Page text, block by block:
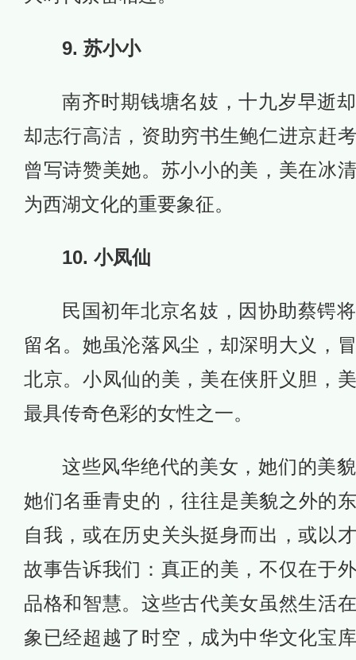
9. 苏小小
南齐时期钱塘名妓，十九岁早逝
却志行高洁，资助穷书生鲍仁进京赶
曾写诗赞美她。苏小小的美，美在冰
为西湖文化的重要象征。
10. 小凤仙
民国初年北京名妓，因协助蔡锷
留名。她虽沦落风尘，却深明大义，
北京。小凤仙的美，美在侠肝义胆，
最具传奇色彩的女性之一。
这些风华绝代的美女，她们的美
她们名垂青史的，往往是美貌之外
自我，或在历史关头挺身而出，或以
故事告诉我们：真正的美，不仅在于
品格和智慧。这些古代美女虽然生活
象已经超越了时空，成为中华文化宝